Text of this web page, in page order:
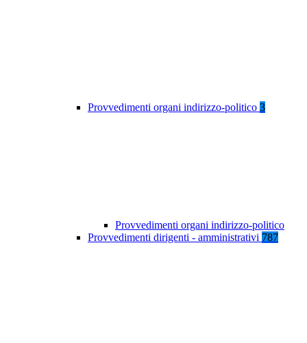
Provvedimenti organi indirizzo-politico 3
Provvedimenti organi indirizzo-politico
Provvedimenti dirigenti - amministrativi 787